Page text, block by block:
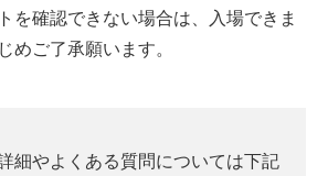
を確認できない場合は、入場できま
めご了承願います。
細やよくある質問については下記